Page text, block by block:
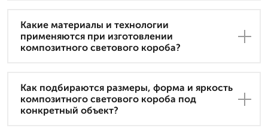
Какие материалы и технологии
применяются при изготовлении
композитного светового короба?
Как подбираются размеры, форма и яркость
композитного светового короба под
конкретный объект?